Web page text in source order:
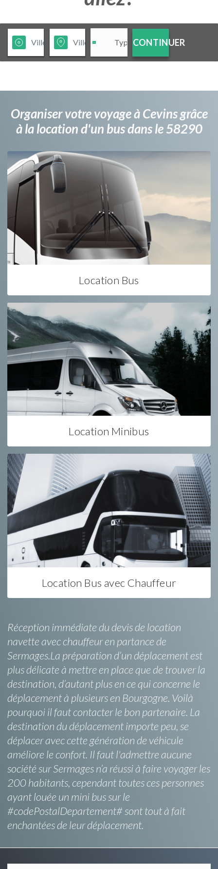
CONTINUER
Organiser votre voyage à Cevins grâce
à la location d'un bus dans le 58290
Location Bus
Location Minibus
Location Bus avec Chauffeur
Réception immédiate du devis de location
navette avec chauffeur en partance de
Sermages.La préparation d’un déplacement est
plus délicate à mettre en place que de trouver la
destination, d’autant plus en ce qui concerne le
déplacement à plusieurs en Bourgogne. Voilà
pourquoi il faut contacter le bon partenaire. La
destination du déplacement importe peu, se
déplacer avec cette génération de véhicule
améliore le confort. Il faut l'admettre aucune
société sur Sermages n’a réussi à faire voyager les
200 habitants, cependant toutes ces personnes
ayant louée un mini bus sur le
#codePostalDepartement# sont tout à fait
enchantées de leur déplacement.